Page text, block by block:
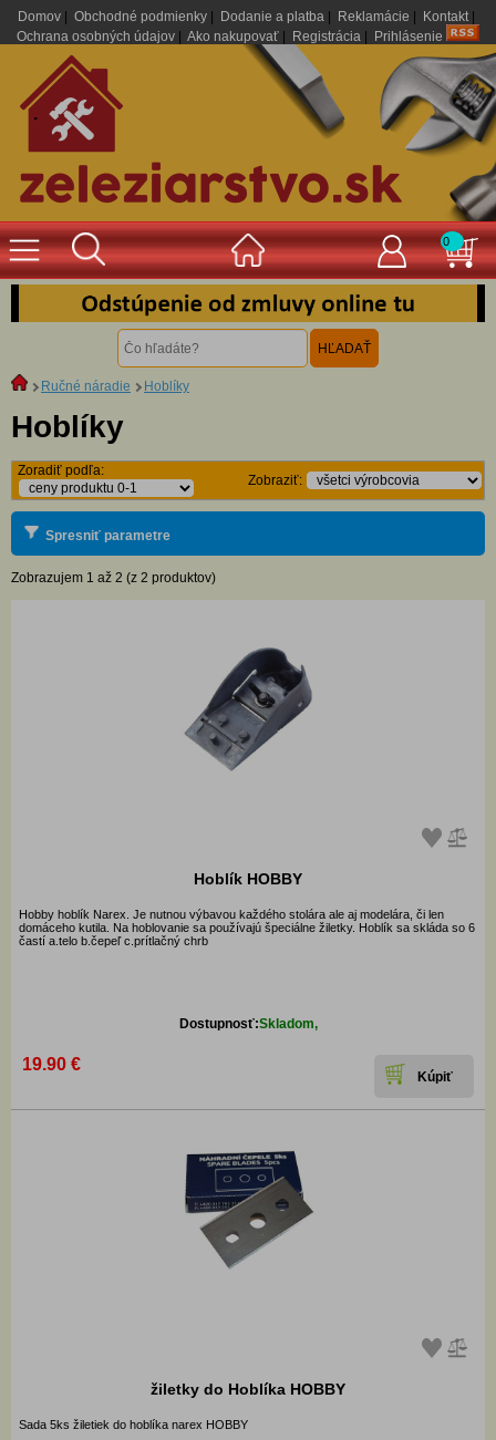
Domov Obchodné podmienky Dodanie a platba Reklamácie Kontakt|
Ochrana osobných údajov
Ako nakupovať Registrácia Prihlásenie
.
0
Ručné náradie Hoblíky
Hoblíky
Zoradiť podľa:
Zobraziť:
Spresniť parametre
Zobrazujem 1 až 2 (z 2 produktov)
Hoblík HOBBY
Hobby hoblík Narex. Je nutnou výbavou každého stolára ale aj modelára, či len
domáceho kutila. Na hoblovanie sa používajú špeciálne žiletky. Hoblík sa skláda so 6
častí a.telo b.čepeľ c.prítlačný chrb
Dostupnosť:Skladom,
19.90 €
žiletky do Hoblíka HOBBY
Sada 5ks žiletiek do hoblíka narex HOBBY